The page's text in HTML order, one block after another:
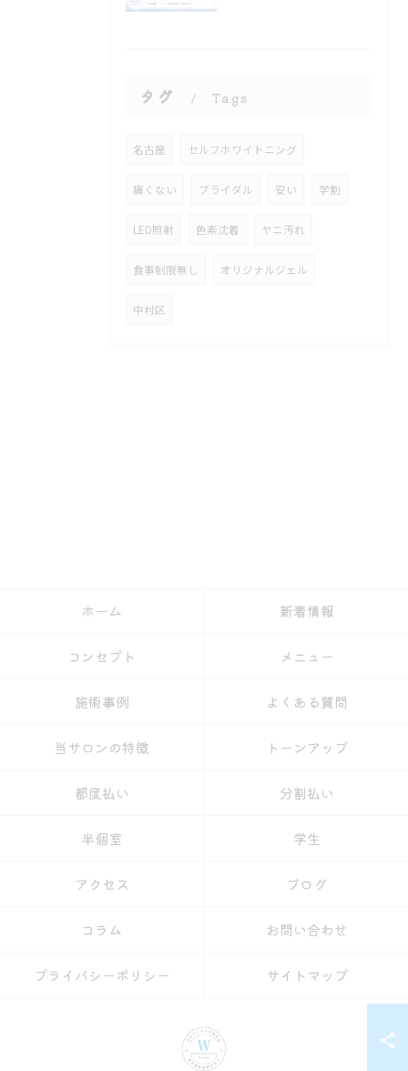
タグ Tags
名古屋 セルフホワイトニング
痛くない ブライダル 安い 学割
LED照射 色素沈着 ヤニ汚れ
食事制限無し オリジナルジェル
中村区
ホーム 新着情報
コンセプト メニュー
施術事例 よくある質問
当サロンの特徴 トーンアップ
都度払い 分割払い
半個室 学生
アクセス ブログ
コラム お問い合わせ
プライバシーポリシー サイトマップ